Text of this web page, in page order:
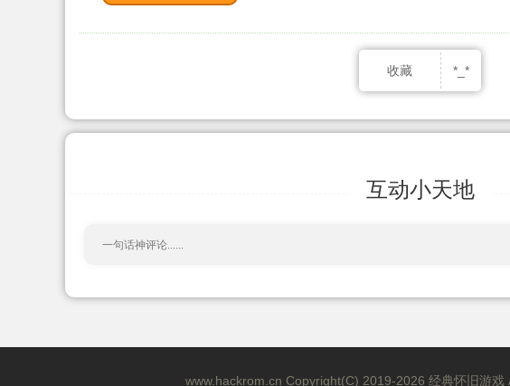
收藏 *_*
互动小天地
www.hackrom.cn Copyright(C) 2019-2026 经典怀旧游